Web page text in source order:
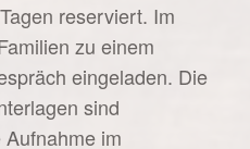
reserviert. Im
zu einem
eingeladen. Die
sind
im